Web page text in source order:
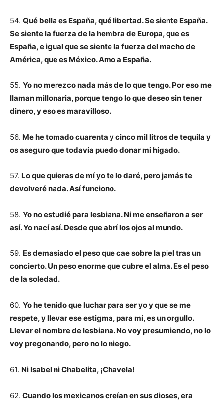
54. Qué bella es España, qué libertad. Se siente España.
Se siente la fuerza de la hembra de Europa, que es
España, e igual que se siente la fuerza del macho de
América, que es México. Amo a España.
55. Yo no merezco nada más de lo que tengo. Por eso me
llaman millonaria, porque tengo lo que deseo sin tener
dinero, y eso es maravilloso.
56. Me he tomado cuarenta y cinco mil litros de tequila y
os aseguro que todavía puedo donar mi hígado.
57. Lo que quieras de mí yo te lo daré, pero jamás te
devolveré nada. Así funciono.
58. Yo no estudié para lesbiana. Ni me enseñaron a ser
así. Yo nací así. Desde que abrí los ojos al mundo.
59. Es demasiado el peso que cae sobre la piel tras un
concierto. Un peso enorme que cubre el alma. Es el peso
de la soledad.
60. Yo he tenido que luchar para ser yo y que se me
respete, y llevar ese estigma, para mí, es un orgullo.
Llevar el nombre de lesbiana. No voy presumiendo, no lo
voy pregonando, pero no lo niego.
61. Ni Isabel ni Chabelita, ¡Chavela!
62. Cuando los mexicanos creían en sus dioses, era